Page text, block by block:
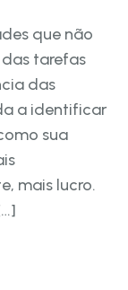
que não
tarefas
das
a identificar
sua
mais lucro.